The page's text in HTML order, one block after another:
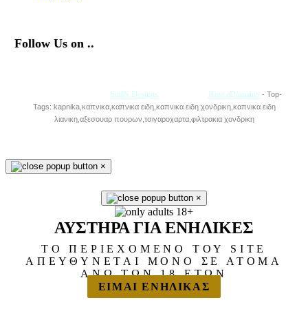
Follow Us on ..
SetIN Designs Host eDomains - Top-
Tags: kapnika,καπνικα,καπνικα ειδη,καπνικα ειδη χονδρικη,καπνικα ειδη
λιανικη,αξεσουαρ πουρων,τσιγαροχαρτα,φιλτρακια χονδρικη
×
×
ΑΥΣΤΗΡΑ ΓΙΑ ΕΝΗΛΙΚΕΣ
ΤΟ ΠΕΡΙΕΧΟΜΕΝΟ ΤΟΥ SITE
ΑΠΕΥΘΥΝΕΤΑΙ ΜΟΝΟ ΣΕ ΑΤΟΜΑ
ΑΝΩ ΤΩΝ 18 ΕΤΩΝ
ΕΙΜΑΙ ΕΝΗΛΙΚΑΣ